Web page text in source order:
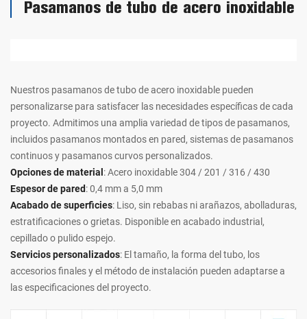
Pasamanos de tubo de acero inoxidable
Nuestros pasamanos de tubo de acero inoxidable pueden
personalizarse para satisfacer las necesidades específicas de cada
proyecto. Admitimos una amplia variedad de tipos de pasamanos,
incluidos pasamanos montados en pared, sistemas de pasamanos
continuos y pasamanos curvos personalizados.
Opciones de material: Acero inoxidable 304 / 201 / 316 / 430
Espesor de pared: 0,4 mm a 5,0 mm
Acabado de superficies: Liso, sin rebabas ni arañazos, abolladuras,
estratificaciones o grietas. Disponible en acabado industrial,
cepillado o pulido espejo.
Servicios personalizados: El tamaño, la forma del tubo, los
accesorios finales y el método de instalación pueden adaptarse a
las especificaciones del proyecto.